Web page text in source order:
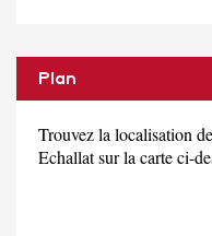
Plan
Trouvez la localisation
Echallat sur la carte ci-